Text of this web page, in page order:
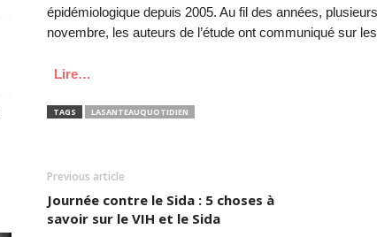
épidémiologique depuis 2005. Au fil des années,
novembre, les auteurs de l’étude ont communiqué sur
Lire…
TAGS LASANTEAUQUOTIDIEN
Previous article
Journée contre le Sida : 5 choses à
savoir sur le VIH et le Sida